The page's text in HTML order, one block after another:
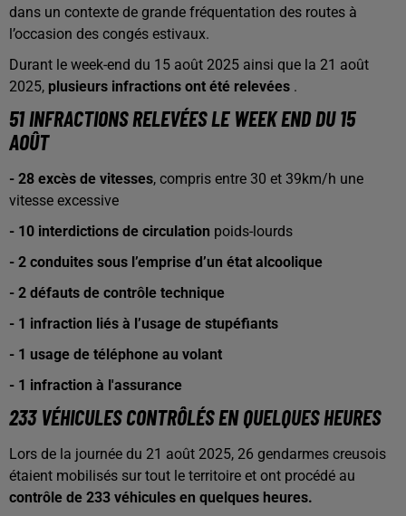
dans un contexte de grande fréquentation des routes à
l’occasion des congés estivaux.
Durant le week-end du 15 août 2025 ainsi que la 21 août
2025, plusieurs infractions ont été relevées .
51 INFRACTIONS RELEVÉES LE WEEK END DU 15
AOÛT
- 28 excès de vitesses, compris entre 30 et 39km/h une
vitesse excessive
- 10 interdictions de circulation poids-lourds
- 2 conduites sous l’emprise d’un état alcoolique
- 2 défauts de contrôle technique
- 1 infraction liés à l’usage de stupéfiants
- 1 usage de téléphone au volant
- 1 infraction à l'assurance
233 VÉHICULES CONTRÔLÉS EN QUELQUES HEURES
Lors de la journée du 21 août 2025, 26 gendarmes creusois
étaient mobilisés sur tout le territoire et ont procédé au
contrôle de 233 véhicules en quelques heures.